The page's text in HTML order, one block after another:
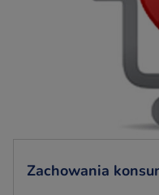
Zachowania